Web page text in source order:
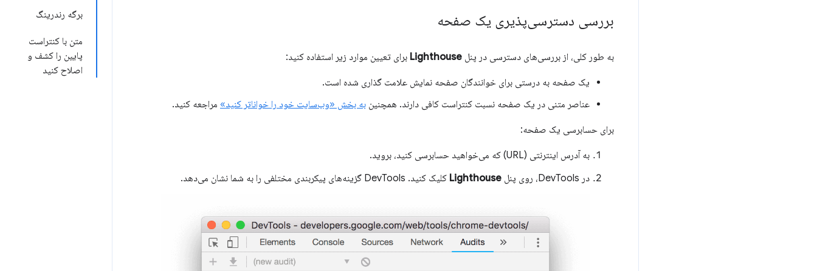
برگه رندرینگ
متن با کنتراست
پایین را کشف و
اصلاح کنید
بررسی دسترسی‌پذیری یک صفحه
به طور کلی، از بررسی‌های دسترسی در پنل Lighthouse برای تعیین موارد زیر استفاده کنید:
یک صفحه به درستی برای خوانندگان صفحه نمایش علامت گذاری شده است.
عناصر متنی در یک صفحه نسبت کنتراست کافی دارند. همچنین به بخش «وب‌سایت خود را خواناتر کنید» مراجعه کنید.
برای حسابرسی یک صفحه:
به آدرس اینترنتی (URL) که می‌خواهید حسابرسی کنید، بروید.
در DevTools، روی پنل
Lighthouse کلیک کنید. DevTools گزینه‌های پیکربندی مختلفی را به شما نشان می‌دهد.